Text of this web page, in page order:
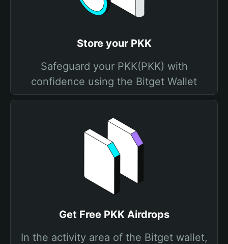
Store your PKK
Safeguard your PKK(PKK) with
confidence using the Bitget Wallet
Get Free PKK Airdrops
In the activity area of the Bitget wallet,